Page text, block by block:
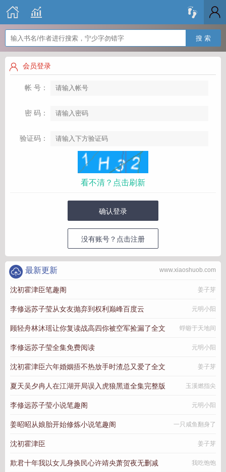
搜 索
会员登录
帐 号：
密 码：
验证码：
看不清？点击刷新
确认登录
没有账号？点击注册
www.xiaoshuob.com
最新更新
沈初霍津臣笔趣阁 姜子芽
李修远苏子莹从女友抛弃到权利巅峰百度云 元明小阳
顾轻舟林沐瑶让你复读战高四你被空军捡漏了全文 蜉蝣于天地间
李修远苏子莹全集免费阅读 元明小阳
沈初霍津臣六年婚姻捂不热放手时渣总又爱了全文 姜子芽
夏天吴夕冉人在江湖开局误入虎狼黑道全集完整版 玉溪燃指尖
李修远苏子莹小说笔趣阁 元明小阳
姜昭昭从娘胎开始修炼小说笔趣阁 一只咸鱼翻身了
沈初霍津臣 姜子芽
欺君十年我以女儿身换民心许靖央萧贺夜无删减 我吃饱饱